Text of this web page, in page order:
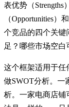
表优势（Strengths
（Opportunities）
个竞品的四个关键
足？哪些市场空白
这个框架适用于任
做SWOT分析。一
析。一家电商店铺